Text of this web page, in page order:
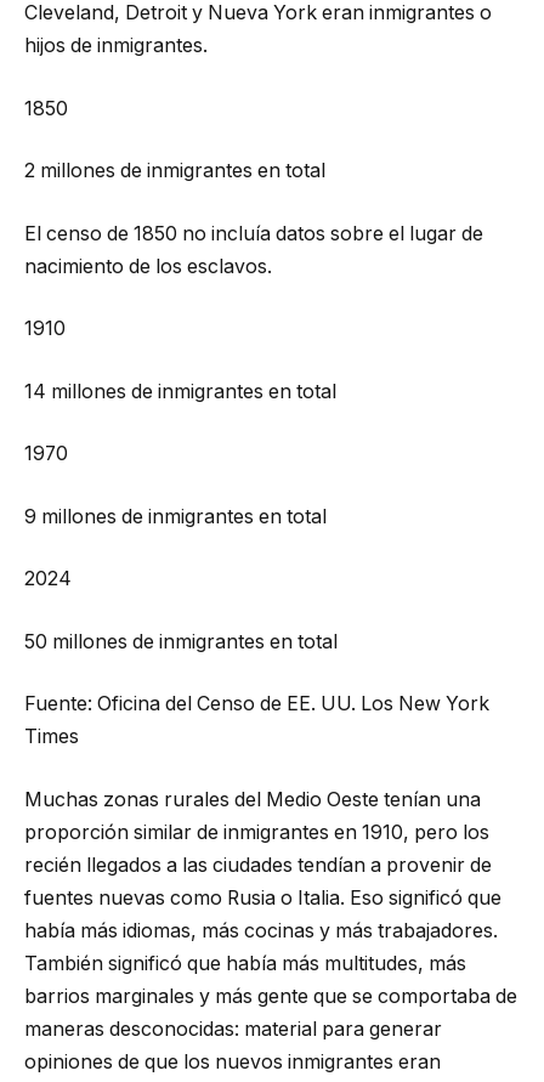
Cleveland, Detroit y Nueva York eran inmigrantes o
hijos de inmigrantes.
1850
2 millones de inmigrantes en total
El censo de 1850 no incluía datos sobre el lugar de
nacimiento de los esclavos.
1910
14 millones de inmigrantes en total
1970
9 millones de inmigrantes en total
2024
50 millones de inmigrantes en total
Fuente: Oficina del Censo de EE. UU. Los New York
Times
Muchas zonas rurales del Medio Oeste tenían una
proporción similar de inmigrantes en 1910, pero los
recién llegados a las ciudades tendían a provenir de
fuentes nuevas como Rusia o Italia. Eso significó que
había más idiomas, más cocinas y más trabajadores.
También significó que había más multitudes, más
barrios marginales y más gente que se comportaba de
maneras desconocidas: material para generar
opiniones de que los nuevos inmigrantes eran